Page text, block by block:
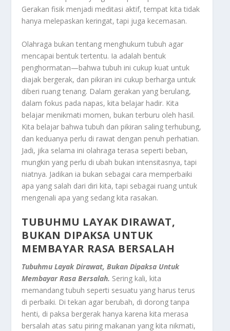
Gerakan fisik menjadi meditasi aktif, tempat kita tidak
hanya melepaskan keringat, tapi juga kecemasan.
Olahraga bukan tentang menghukum tubuh agar
mencapai bentuk tertentu. Ia adalah bentuk
penghormatan—bahwa tubuh ini cukup kuat untuk
diajak bergerak, dan pikiran ini cukup berharga untuk
diberi ruang tenang. Dalam gerakan yang berulang,
dalam fokus pada napas, kita belajar hadir. Kita
belajar menikmati momen, bukan terburu oleh hasil.
Kita belajar bahwa tubuh dan pikiran saling terhubung,
dan keduanya perlu di rawat dengan penuh perhatian.
Jadi, jika selama ini olahraga terasa seperti beban,
mungkin yang perlu di ubah bukan intensitasnya, tapi
niatnya. Jadikan ia bukan sebagai cara memperbaiki
apa yang salah dari diri kita, tapi sebagai ruang untuk
mengenali apa yang sedang kita rasakan.
TUBUHMU LAYAK DIRAWAT,
BUKAN DIPAKSA UNTUK
MEMBAYAR RASA BERSALAH
Tubuhmu Layak Dirawat, Bukan Dipaksa Untuk
Membayar Rasa Bersalah. Sering kali, kita
memandang tubuh seperti sesuatu yang harus terus
di perbaiki. Di tekan agar berubah, di dorong tanpa
henti, di paksa bergerak hanya karena kita merasa
bersalah atas satu piring makanan yang kita nikmati,